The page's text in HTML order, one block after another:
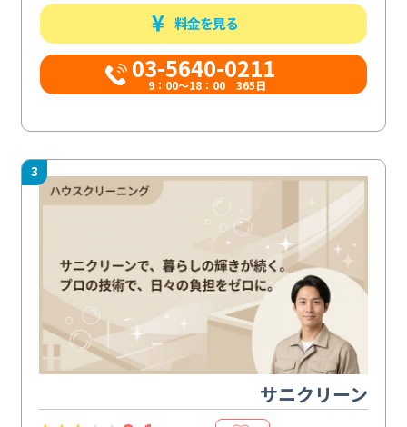
料金を見る
03-5640-0211
9：00～18：00 365日
3
サニクリーン